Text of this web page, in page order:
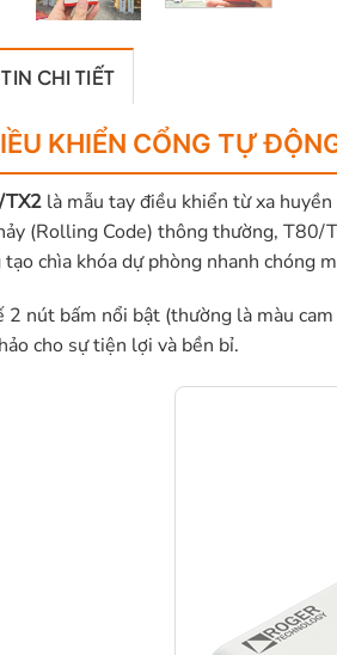
CHI TIẾT
KHIỂN CỔNG TỰ
TX2là mẫu tay điều khiển từ xa
(Rolling Code) thông thường, T80/
chìa khóa dự phòng nhanh chóng
nút bấm nổi bật (thường là màu
cho sự tiện lợi và bền bỉ.